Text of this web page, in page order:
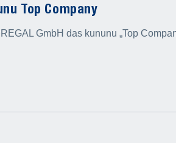
Top Company
GmbH das kununu „Top